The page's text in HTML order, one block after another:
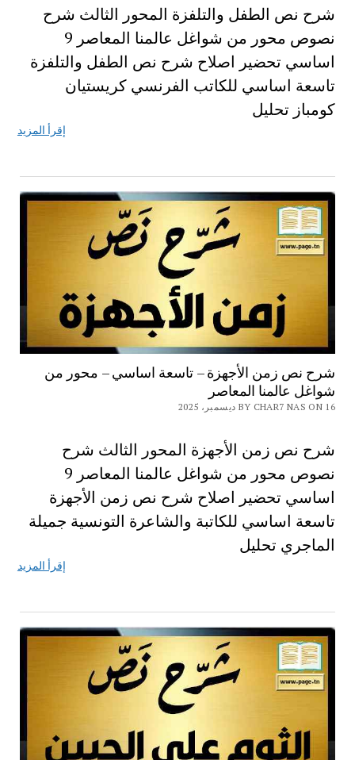
شرح نص الطفل والتلفزة المحور الثالث شرح
نصوص محور من شواغل عالمنا المعاصر 9
اساسي تحضير اصلاح شرح نص الطفل والتلفزة
تاسعة اساسي للكاتب الفرنسي كريستيان
كومباز تحليل
إقرأ المزيد
شرح نص زمن الأجهزة – تاسعة اساسي – محور من
شواغل عالمنا المعاصر
BY CHAR7 NAS ON 16 ديسمبر، 2025
شرح نص زمن الأجهزة المحور الثالث شرح
نصوص محور من شواغل عالمنا المعاصر 9
اساسي تحضير اصلاح شرح نص زمن الأجهزة
تاسعة اساسي للكاتبة والشاعرة التونسية جميلة
الماجري تحليل
إقرأ المزيد